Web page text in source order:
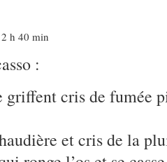
h 40 min
:
griffent cris de fumée
et cris de la